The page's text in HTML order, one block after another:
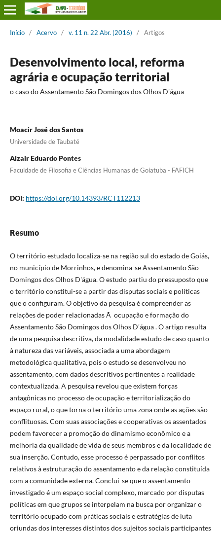
Início / Acervo / v. 11 n. 22 Abr. (2016) / Artigos
Desenvolvimento local, reforma
agrária e ocupação territorial
o caso do Assentamento São Domingos dos Olhos D'água
Moacir José dos Santos
Universidade de Taubaté
Alzair Eduardo Pontes
Faculdade de Filosofia e Ciências Humanas de Goiatuba - FAFICH
DOI: https://doi.org/10.14393/RCT112213
Resumo
O território estudado localiza-se na região sul do estado de Goiás,
no município de Morrinhos, e denomina-se Assentamento São
Domingos dos Olhos D'água. O estudo partiu do pressuposto que
o território constitui-se a partir das disputas sociais e políticas
que o configuram. O objetivo da pesquisa é compreender as
relações de poder relacionadas Ã ocupação e formação do
Assentamento São Domingos dos Olhos D'água . O artigo resulta
de uma pesquisa descritiva, da modalidade estudo de caso quanto
à natureza das variáveis, associada a uma abordagem
metodológica qualitativa, pois o estudo se desenvolveu no
assentamento, com dados descritivos pertinentes a realidade
contextualizada. A pesquisa revelou que existem forças
antagônicas no processo de ocupação e territorialização do
espaço rural, o que torna o território uma zona onde as ações são
conflituosas. Com suas associações e cooperativas os assentados
podem favorecer a promoção do dinamismo econômico e a
melhoria da qualidade de vida de seus membros e da localidade de
sua inserção. Contudo, esse processo é perpassado por conflitos
relativos à estruturação do assentamento e da relação constituída
com a comunidade externa. Conclui-se que o assentamento
investigado é um espaço social complexo, marcado por disputas
políticas em que grupos se interpelam na busca por organizar o
território ocupado com práticas sociais e estratégias de luta
oriundas dos interesses distintos dos sujeitos sociais participantes